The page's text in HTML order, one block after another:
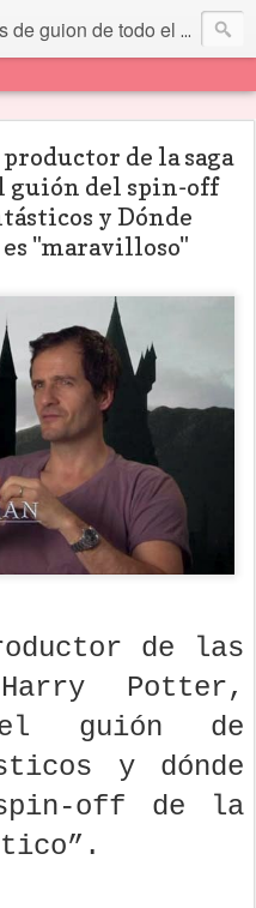
de todo el mundo... Y más.
de la saga
guión del spin-off
y Dónde
"maravilloso"
de las
Potter,
el guión de
y dónde
off de la